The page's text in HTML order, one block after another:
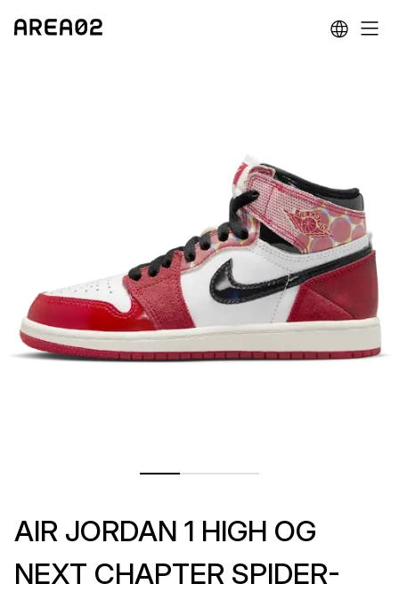
AIR JORDAN 1 HIGH OG
NEXT CHAPTER SPIDER-